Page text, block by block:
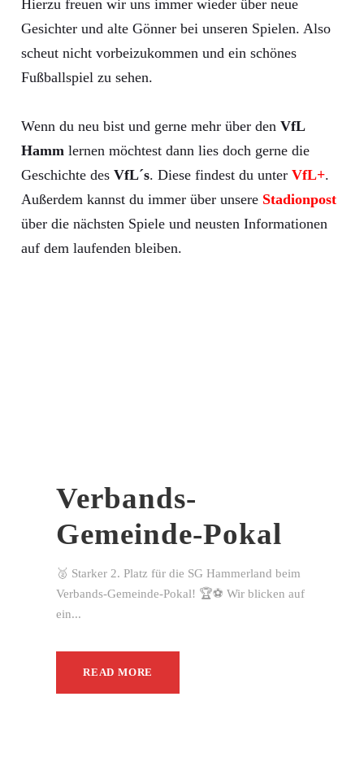
Hierzu freuen wir uns immer wieder über neue
Gesichter und alte Gönner bei unseren Spielen. Also
scheut nicht vorbeizukommen und ein schönes
Fußballspiel zu sehen.
Wenn du neu bist und gerne mehr über den VfL
Hamm lernen möchtest dann lies doch gerne die
Geschichte des VfL´s. Diese findest du unter VfL+.
Außerdem kannst du immer über unsere Stadionpost
über die nächsten Spiele und neusten Informationen
auf dem laufenden bleiben.
Verbands-
Gemeinde-Pokal
🥈 Starker 2. Platz für die SG Hammerland beim
Verbands-Gemeinde-Pokal! 🏆⚽ Wir blicken auf
ein...
READ MORE